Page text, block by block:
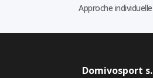
Approche
Domivosport